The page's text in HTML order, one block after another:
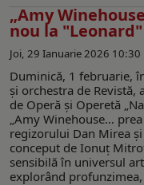
„Amy
nou la "Leonard"
Joi, 29 Ianuarie 2026 10:30
Duminică, 1 februarie,
și orchestra de
de Operă și Operetă
„Amy Winehouse…
regizorului Dan Mirea
conceput de Ionuț
sensibilă în universul
explorând